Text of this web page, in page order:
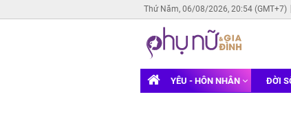
Thứ Năm, 06/08/2026, 20:54 (GMT+7)
YÊU - HÔN NHÂN ĐỜI